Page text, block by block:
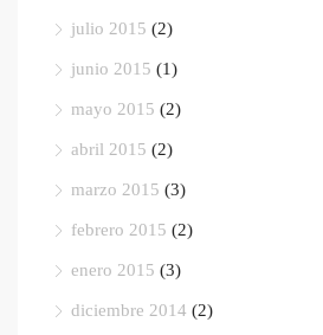
julio 2015 (2)
junio 2015 (1)
mayo 2015 (2)
abril 2015 (2)
marzo 2015 (3)
febrero 2015 (2)
enero 2015 (3)
diciembre 2014 (2)